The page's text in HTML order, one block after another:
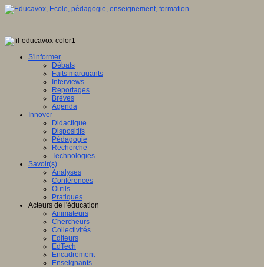
S'informer
Débats
Faits marquants
Interviews
Reportages
Brèves
Agenda
Innover
Didactique
Dispositifs
Pédagogie
Recherche
Technologies
Savoir(s)
Analyses
Conférences
Outils
Pratiques
Acteurs de l'éducation
Animateurs
Chercheurs
Collectivités
Editeurs
EdTech
Encadrement
Enseignants